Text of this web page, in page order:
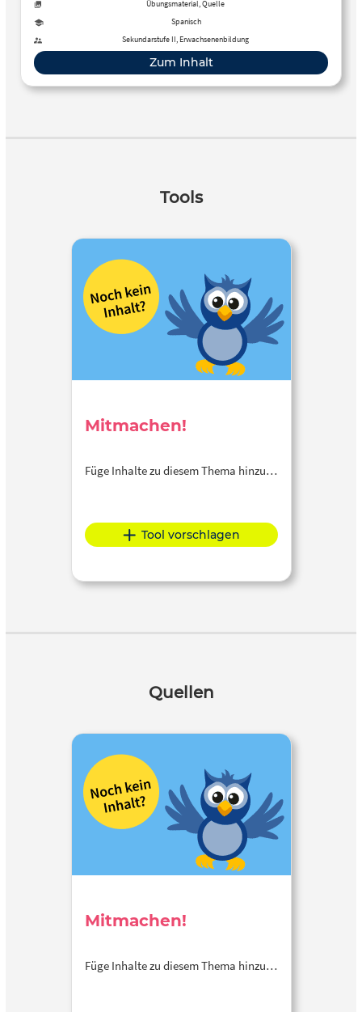
Anschluss überprüfen kannst.
Übungsmaterial, Quelle
Spanisch
Sekundarstufe II, Erwachsenenbildung
Zum Inhalt
Tools
Mitmachen!
Füge Inhalte zu diesem Thema hinzu…
Tool vorschlagen
Quellen
Mitmachen!
Füge Inhalte zu diesem Thema hinzu…